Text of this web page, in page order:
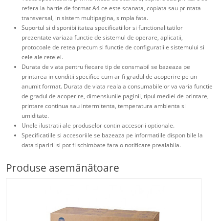
refera la hartie de format A4 ce este scanata, copiata sau printata
transversal, in sistem multipagina, simpla fata.
Suportul si disponibilitatea specificatiilor si functionalitatilor
prezentate variaza functie de sistemul de operare, aplicatii,
protocoale de retea precum si functie de configuratiile sistemului si
cele ale retelei.
Durata de viata pentru fiecare tip de consmabil se bazeaza pe
printarea in conditii specifice cum ar fi gradul de acoperire pe un
anumit format. Durata de viata reala a consumabilelor va varia functie
de gradul de acoperire, dimensiunile paginii, tipul mediei de printare,
printare continua sau intermitenta, temperatura ambienta si
umiditate.
Unele ilustratii ale produselor contin accesorii optionale.
Specificatiile si accesoriile se bazeaza pe informatiile disponibile la
data tiparirii si pot fi schimbate fara o notificare prealabila.
Produse asemănătoare